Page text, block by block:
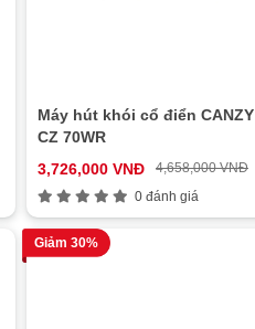
Máy hút khói cổ điển CANZY
CZ 70WR
3,726,000 VNĐ
4,658,000 VNĐ
0 đánh giá
Giảm 30%